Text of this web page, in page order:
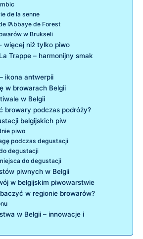
de la senne
‌l’Abbaye de Forest
w Brukseli
więcej niż tylko‌ piwo
Trappe – harmonijny smak
ikona antwerpii
w browarach Belgii
w Belgii
browary podczas podróży?
​belgijskich piw
piwo
podczas⁤ degustacji
degustacji
do degustacji
piwnych w Belgii
w belgijskim⁢ piwowarstwie
⁤w regionie browarów?
w Belgii – innowacje ⁤i